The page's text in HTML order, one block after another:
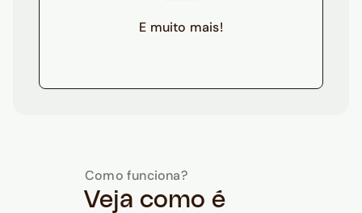
E muito mais!
Como funciona?
Veja como é